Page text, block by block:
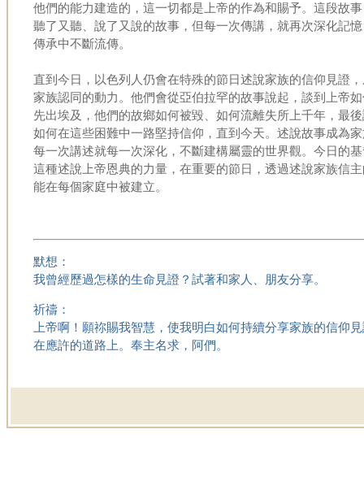
他們的能力建造的，這一切都是上帝的作為和賜予。這段故
聽了又聽、說了又說的故事，但每一次傳講，就再次深化記
傳承中不斷流傳。
直到今日，以色列人仍會在特殊的節日述說家族的信仰見證
家族認同的動力。他們會從亞伯拉罕的故事說起，談到上帝
先出埃及，他們的故鄉如何被毀、如何流離失所上千年，最
如何在這些困難中一路堅持信仰，直到今天。述說故事成為
每一次講述就每一次深化，不斷建構屬靈的世界觀。今日的
這種述說上帝恩典的力量，在重要的節日，透過述說家族信
能在每個家庭中被建立。
默想：
我曾經歷過怎樣的生命見證？試著和家人、朋友分享。
祈禱：
上帝啊！願祢賜我智慧，使我明白如何持續分享家族的信仰
在應許的道路上。奉主名求，阿們。